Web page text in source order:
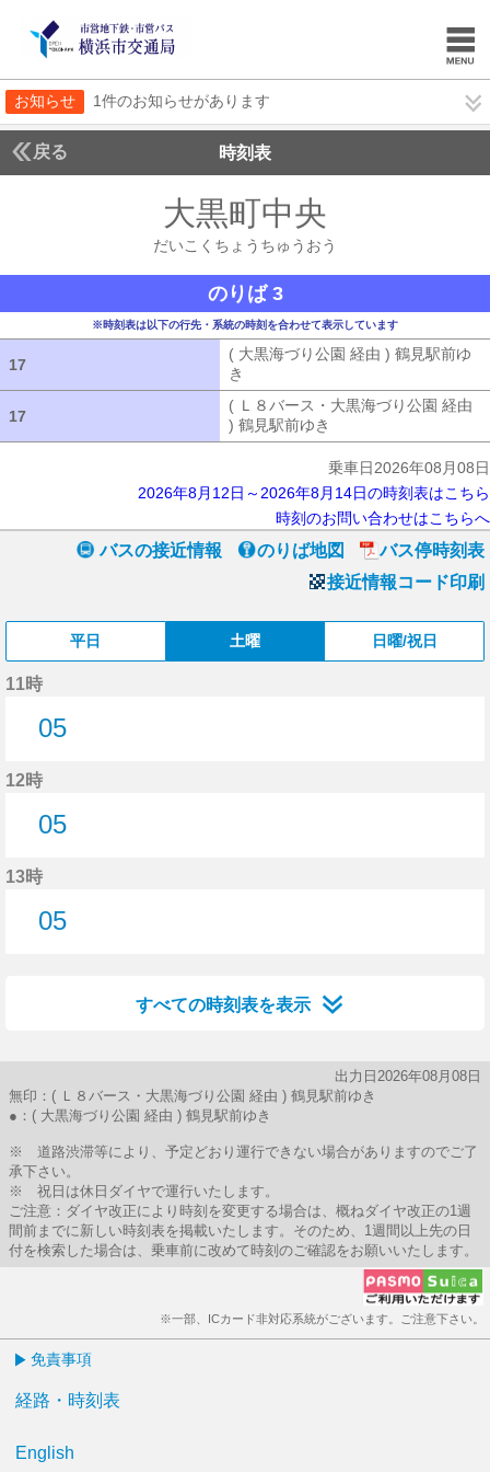
お知らせ 1件のお知らせがあります
戻る 時刻表
大黒町中央
だいこくちょうちゅうおう
のりば 3
※時刻表は以下の行先・系統の時刻を合わせて表示しています
17
( 大黒海づり公園 経由 ) 鶴見駅前ゆ
き
17
( Ｌ８バース・大黒海づり公園 経由
) 鶴見駅前ゆき
乗車日2026年08月08日
2026年8月12日～2026年8月14日の時刻表はこちら
時刻のお問い合わせはこちらへ
バスの接近情報 のりば地図
バス停時刻表
接近情報コード印刷
平日 土曜 日曜/祝日
11時
05
12時
05
13時
05
すべての時刻表を表示
出力日2026年08月08日
無印：( Ｌ８バース・大黒海づり公園 経由 ) 鶴見駅前ゆき
●：( 大黒海づり公園 経由 ) 鶴見駅前ゆき
※ 道路渋滞等により、予定どおり運行できない場合がありますのでご了
承下さい。
※ 祝日は休日ダイヤで運行いたします。
ご注意：ダイヤ改正により時刻を変更する場合は、概ねダイヤ改正の1週
間前までに新しい時刻表を掲載いたします。そのため、1週間以上先の日
付を検索した場合は、乗車前に改めて時刻のご確認をお願いいたします。
※一部、ICカード非対応系統がございます。ご注意下さい。
免責事項
経路・時刻表
English